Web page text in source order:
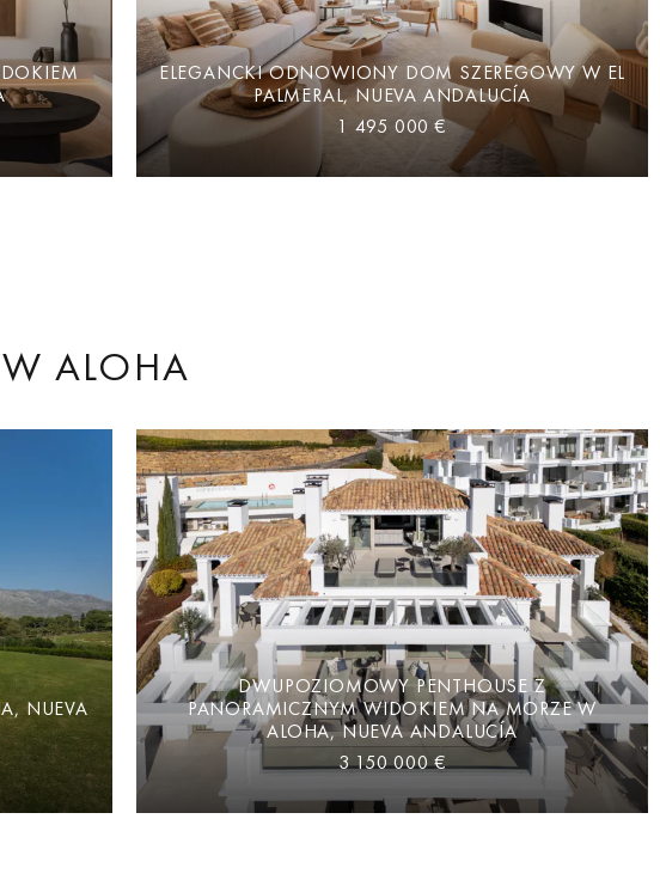
ELEGANCKI ODNOWIONY DOM SZEREGOWY W EL
PALMERAL, NUEVA ANDALUCÍA
1 495 000 €
ALOHA
NUEVA
DWUPOZIOMOWY PENTHOUSE Z
PANORAMICZNYM WIDOKIEM NA MORZE W
ALOHA, NUEVA ANDALUCÍA
3 150 000 €